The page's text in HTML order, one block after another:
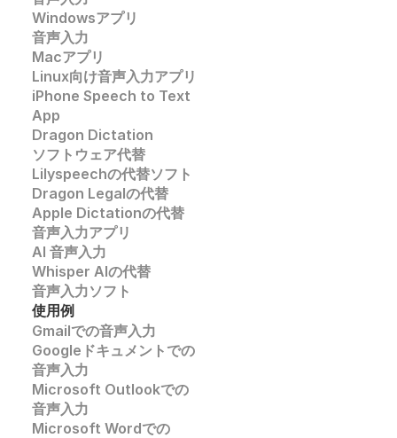
Windowsアプリ
音声入力
Macアプリ
Linux向け音声入力アプリ
iPhone Speech to Text
App
Dragon Dictation
ソフトウェア代替
Lilyspeechの代替ソフト
Dragon Legalの代替
Apple Dictationの代替
音声入力アプリ
AI 音声入力
Whisper AIの代替
音声入力ソフト
使用例
Gmailでの音声入力
Googleドキュメントでの
音声入力
Microsoft Outlookでの
音声入力
Microsoft Wordでの